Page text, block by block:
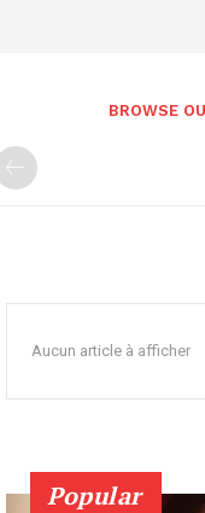
BROWSE
Aucun article à afficher
Popular